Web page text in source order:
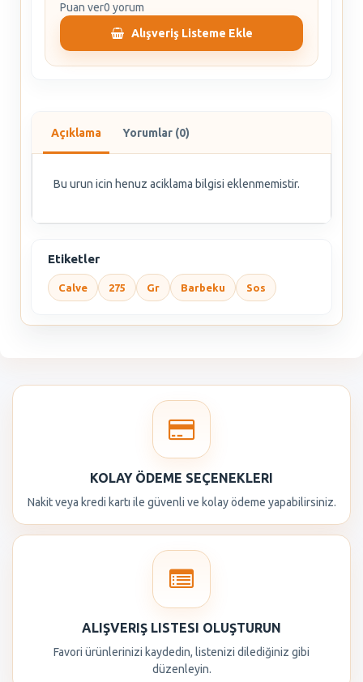
Puan ver0 yorum
Alışveriş Listeme Ekle
Açıklama Yorumlar (0)
Bu urun icin henuz aciklama bilgisi eklenmemistir.
Etiketler
Calve 275 Gr Barbeku Sos
KOLAY ÖDEME SEÇENEKLERI
Nakit veya kredi kartı ile güvenli ve kolay ödeme yapabilirsiniz.
ALIŞVERIŞ LISTESI OLUŞTURUN
Favori ürünlerinizi kaydedin, listenizi dilediğiniz gibi
düzenleyin.